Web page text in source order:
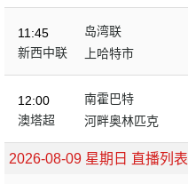
11:45
新西中联
岛湾联
上哈特市
12:00
澳塔超
南霍巴特
河畔奥林匹克
2026-08-09 星期日 直播列表